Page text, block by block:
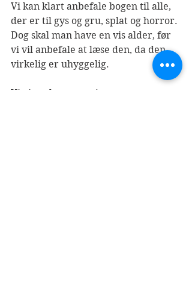
Vi kan klart anbefale bogen til alle,
der er til gys og gru, splat og horror.
Dog skal man have en vis alder, før
vi vil anbefale at læse den, da den
virkelig er uhyggelig.
Vi giver bogen 4 stjerner.